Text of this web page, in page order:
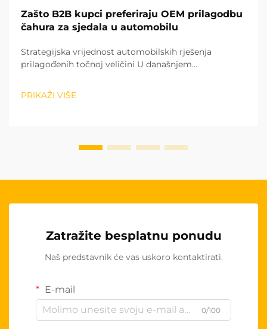
Zašto B2B kupci preferiraju OEM prilagodbu
čahura za sjedala u automobilu
Strategijska vrijednost automobilskih rješenja
prilagođenih točnoj veličini U današnjem
sve više teže ka prilagođenim čahurama za sjedala
izvornog proizvođača kao strategijskom prednosti.
PRIKAŽI VIŠE
Zatražite besplatnu ponudu
Naš predstavnik će vas uskoro kontaktirati.
E-mail
0/100